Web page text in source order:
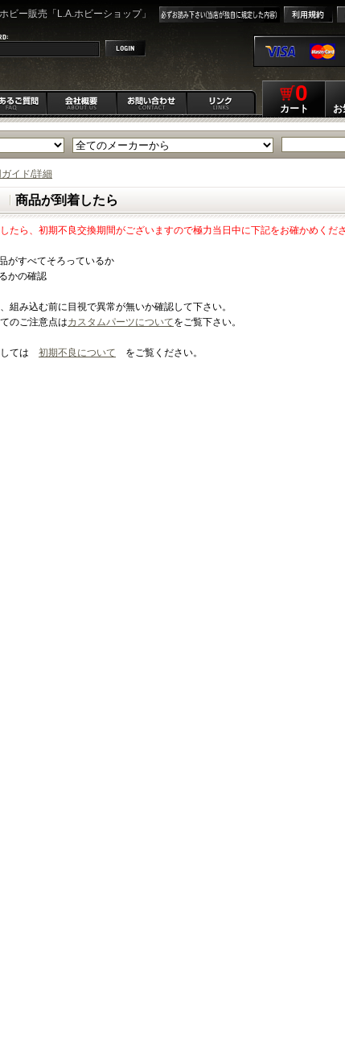
ビー販売「L.A.ホビーショップ」
0
カート お
イド/詳細
商品が到着したら
たら、初期不良交換期間がございますので極力当日中に下記をお確かめくださ
がすべてそろっているか
かの確認
組み込む前に目視で異常が無いか確認して下さい。
のご注意点はカスタムパーツについてをご覧下さい。
しては 初期不良について をご覧ください。